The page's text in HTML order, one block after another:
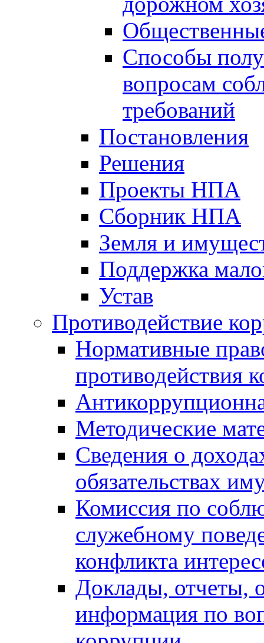
Способы
вопросам
требований
Постановления
Решения
Проекты НПА
Сборник НПА
Земля и
Поддержка
Устав
Противодействие
Нормативные
противодействия
Методические
Сведения о
обязательствах
Комиссия по
служебному
конфликта
Доклады, отчеты,
информация по